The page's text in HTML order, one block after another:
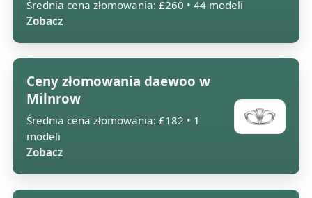
Średnia cena złomowania: £260 • 44 modeli
Zobacz
Ceny złomowania daewoo w
Milnrow
Średnia cena złomowania: £182 • 1
modeli
Zobacz